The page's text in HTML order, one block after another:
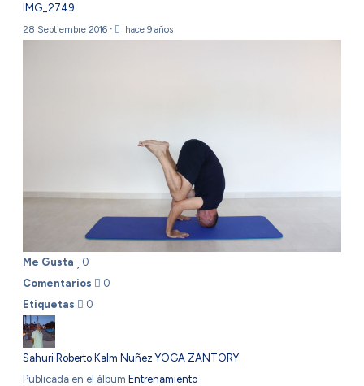
IMG_2749
28 Septiembre 2016 · hace 9 años
Me Gusta
0
Comentarios
0
Etiquetas
0
Sahuri Roberto Kalm Nuñez YOGA ZANTORY
Publicada en el álbum Entrenamiento